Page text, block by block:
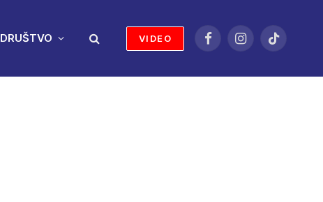
DRUŠTVO VIDEO
FacebookInstagramTikTok